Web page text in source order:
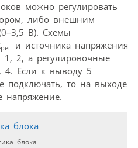
можно регулировать
либо внешним
В). Схемы
рег и источника напряжения
1, 2, а регулировочные
4. Если к выводу 5
подключать, то на выходе
напряжение.
блока